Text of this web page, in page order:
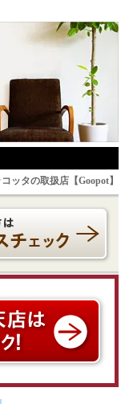
ッタの取扱店【Goopot】